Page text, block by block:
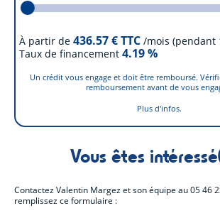
À partir de 436.57€ TTC /mois (pendant
Taux de financement 4.19%
Un crédit vous engage et doit être remboursé.
remboursement avant de vous
Plus d'infos.
Vous êtes
ContactezValentin Margez et son équipeau05 46
remplissez ce formulaire :